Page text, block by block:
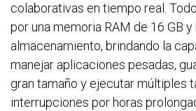
colaborativas en tiempo real.
por una memoria RAM de 16 GB
almacenamiento, brindando la
manejar aplicaciones pesadas,
gran tamaño y ejecutar múltiples
interrupciones por horas